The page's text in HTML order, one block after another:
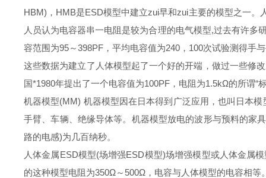
HBM)，HMB是ESD模型中建立zui早和zui主要的模型之一
人员认为电容器串一电阻是较为合理的电气模型,过去有许
容范围为95～398PF，平均电容值为240，100次试验测得手
这些数据为建立了人体模型起了一个好的开端，做过一些修
国*1980年提出了一个电容值为100PF，电阻为1.5kΩ的所谓
机器模型(MM) 机器模型因在日本得到广泛应用，也叫日本
手臂、车辆、绝缘导体等。机器模型放电的波形与预料的家
路的电感)为几百纳秒。
人体金属ESD模型(场增强ESD模型)场增强模型或人体金属
的这种模型电阻为350Ω～500Ω，电容与人体模型的电容相